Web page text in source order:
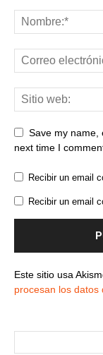
Save my name,
next time I
Recibir un email
Recibir un email
Este sitio usa
procesan los datos